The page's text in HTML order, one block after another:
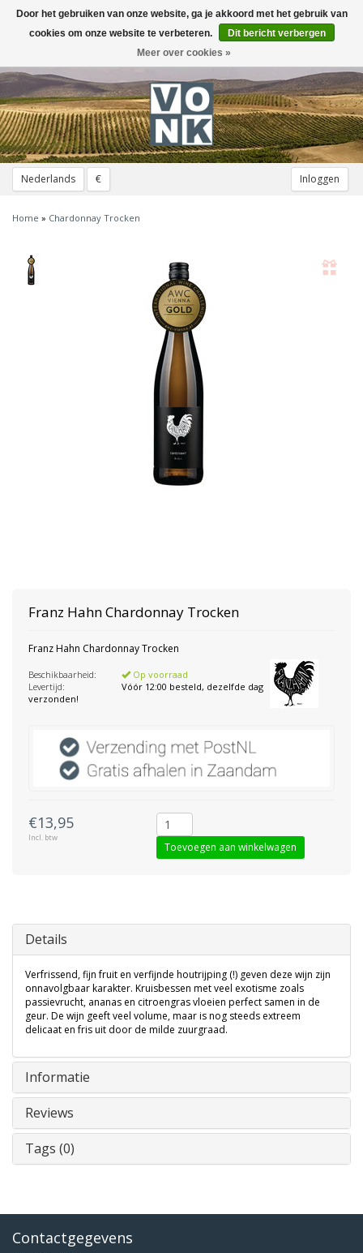
Nederlands € Inloggen
Toggle
navigation
Home » Chardonnay Trocken
Franz HahnChardonnay Trocken
Franz Hahn Chardonnay Trocken
Beschikbaarheid:
Op voorraad
Levertijd:
Vóór 12:00 besteld, dezelfde dag
verzonden!
€13,95
Incl. btw
Toevoegen aan winkelwagen
Details
Verfrissend, fijn fruit en verfijnde houtrijping (!) geven deze wijn zijn
onnavolgbaar karakter. Kruisbessen met veel exotisme zoals
passievrucht, ananas en citroengras vloeien perfect samen in de
geur. De wijn geeft veel volume, maar is nog steeds extreem
delicaat en fris uit door de milde zuurgraad.
Informatie
Reviews
Tags (0)
Contactgegevens
Door het gebruiken van onze website, ga je akkoord met het gebruik van
cookies om onze website te verbeteren.
Dit bericht verbergen
Meer over cookies »